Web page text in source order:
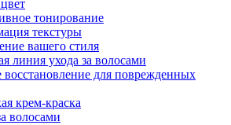
тонирование
текстуры
вашего стиля
линия ухода за волосами
для поврежденных
крем-краска
волосами